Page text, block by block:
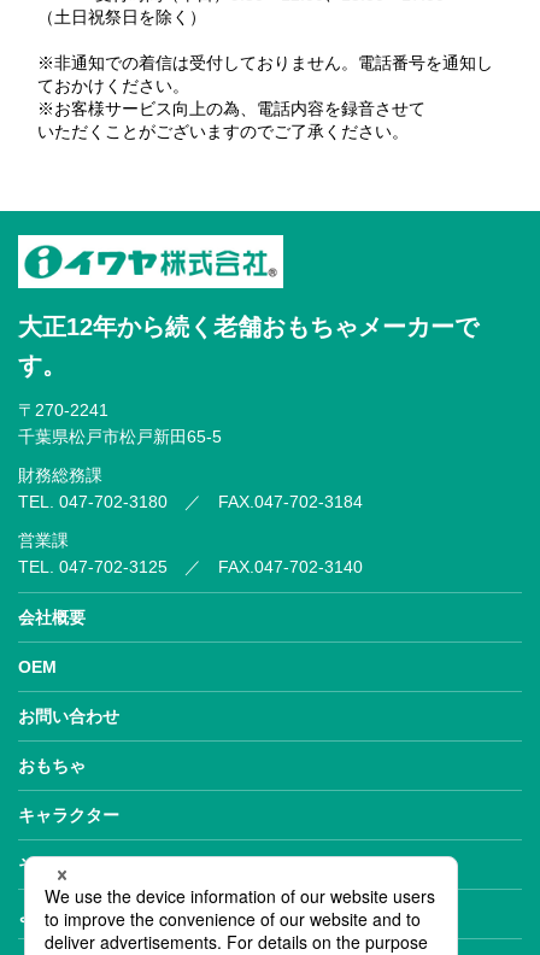
（土日祝祭日を除く）
※非通知での着信は受付しておりません。電話番号を通知し
ておかけください。
※お客様サービス向上の為、電話内容を録音させて
いただくことがございますのでご了承ください。
大正12年から続く老舗おもちゃメーカーで
す。
〒270-2241
千葉県松戸市松戸新田65-5
財務総務課
TEL. 047-702-3180
／
FAX.047-702-3184
営業課
TEL. 047-702-3125
／ FAX.047-702-3140
会社概要
OEM
お問い合わせ
おもちゃ
キャラクター
その他
よくある質問